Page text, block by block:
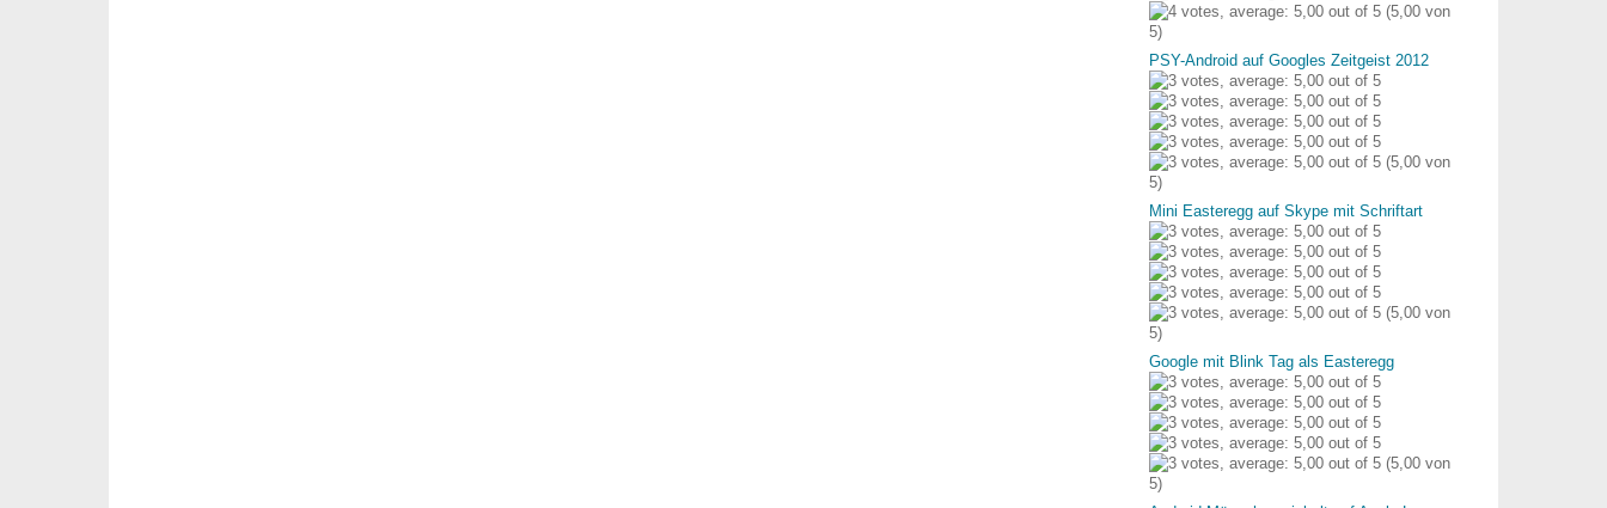
(5,00 von
5)
PSY-Android auf Googles Zeitgeist 2012
(5,00 von
5)
Mini Easteregg auf Skype mit Schriftart
(5,00 von
5)
Google mit Blink Tag als Easteregg
(5,00 von
5)